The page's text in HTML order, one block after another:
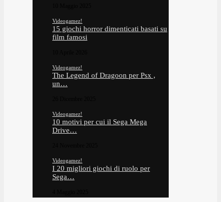
Videogamez!
15 giochi horror dimenticati basati su
film famosi
Videogamez!
The Legend of Dragoon per Psx ,
un…
Videogamez!
10 motivi per cui il Sega Mega
Drive…
Videogamez!
I 20 migliori giochi di ruolo per
Sega…